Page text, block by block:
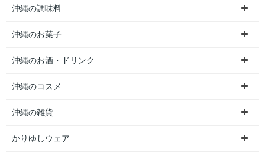
沖縄の調味料
沖縄のお菓子
沖縄のお酒・ドリンク
沖縄のコスメ
沖縄の雑貨
かりゆしウェア